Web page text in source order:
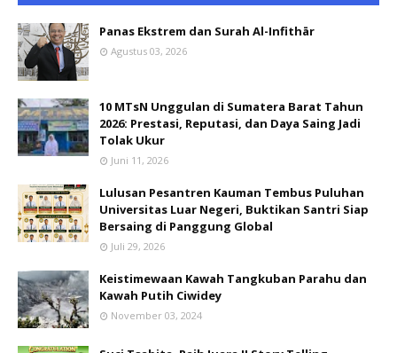
Panas Ekstrem dan Surah Al-Infithār
Agustus 03, 2026
10 MTsN Unggulan di Sumatera Barat Tahun
2026: Prestasi, Reputasi, dan Daya Saing Jadi
Tolak Ukur
Juni 11, 2026
Lulusan Pesantren Kauman Tembus Puluhan
Universitas Luar Negeri, Buktikan Santri Siap
Bersaing di Panggung Global
Juli 29, 2026
Keistimewaan Kawah Tangkuban Parahu dan
Kawah Putih Ciwidey
November 03, 2024